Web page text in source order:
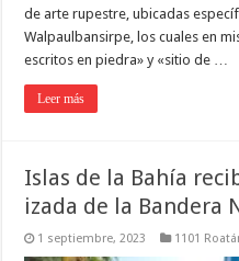
de arte rupestre, ubicadas
Walpaulbansirpe, los cuales en
escritos en piedra» y «sitio de …
Leer más
Islas de la Bahía
izada de la Bandera
1 septiembre, 2023 1101